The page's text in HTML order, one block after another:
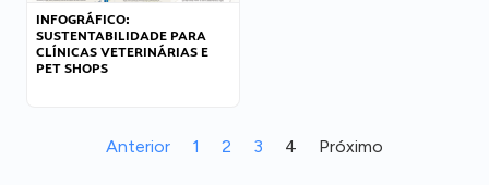
INFOGRÁFICO:
SUSTENTABILIDADE PARA
CLÍNICAS VETERINÁRIAS E
PET SHOPS
Anterior 1 2 3 4 Próximo